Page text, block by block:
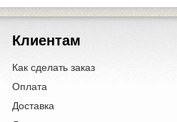
Клиентам
Как сделать заказ
Оплата
Доставка